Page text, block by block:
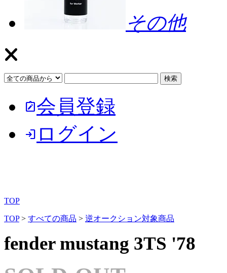
その他
note_alt会員登録
login ログイン
TOP
TOP > すべての商品 > 逆オークション対象商品
fender mustang 3TS '78